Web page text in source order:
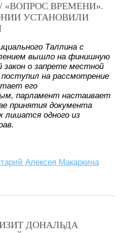
/ «ВОПРОС ВРЕМЕНИ».
УСТАНОВИЛИ
Таллина с
вышло на финишную
закон о запрете местной
поступил на рассмотрение
его
парламент настаивает
принятия документа
лишатся одного из
Алексея Макаркина
ДОНАЛЬДА